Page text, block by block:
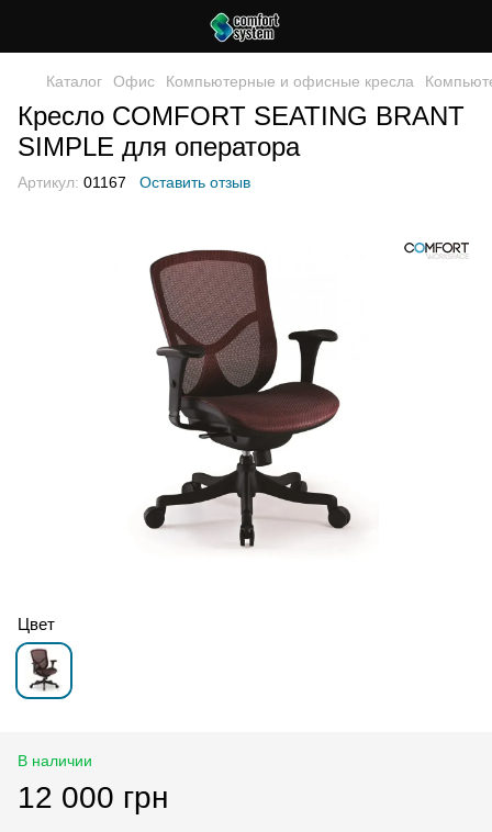
Каталог Офис Компьютерные и офисные кресла
Кресло COMFORT SEATING BRANT
SIMPLE для оператора
Артикул: 01167 Оставить отзыв
Цвет
В наличии
12 000 грн